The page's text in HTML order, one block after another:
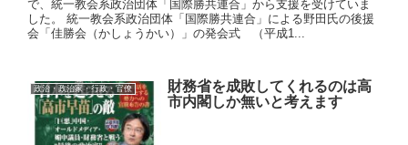
で、統一教会系政治団体「国際勝共連合」から支援を受けていま
した。 統一教会系政治団体「国際勝共連合」による野田氏の後援
会「佳勝会（かしょうかい）」の発会式 （平成1...
政治・政治家・行政・官僚
財務省を成敗してくれるのは高
市内閣しか無いと考えます